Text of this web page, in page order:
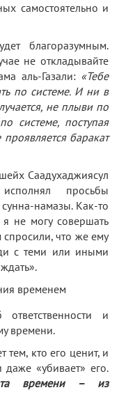
самостоятельно и
благоразумным.
не откладывайте
аль-Газали: «Тебе
по системе. И ни в
не плыви по
системе, поступая
баракат
Саадухаджиясул
просьбы
намазы. Как-то
не могу совершать
спросили, что же ему
с теми или иными
и
времени.
тем, кто его ценит, и
«убивает» его.
времени – из